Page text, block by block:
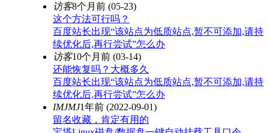
访客8个月前 (05-23)
这个方法可行吗？
百度站长出现“该站点为低质站点,暂不可添加,请持
续优化后,再行尝试”怎么办
访客10个月前 (03-14)
还能恢复吗？大概多久
百度站长出现“该站点为低质站点,暂不可添加,请持
续优化后,再行尝试”怎么办
IMJMJ1年前 (2022-09-01)
留名收藏，肯定有用的